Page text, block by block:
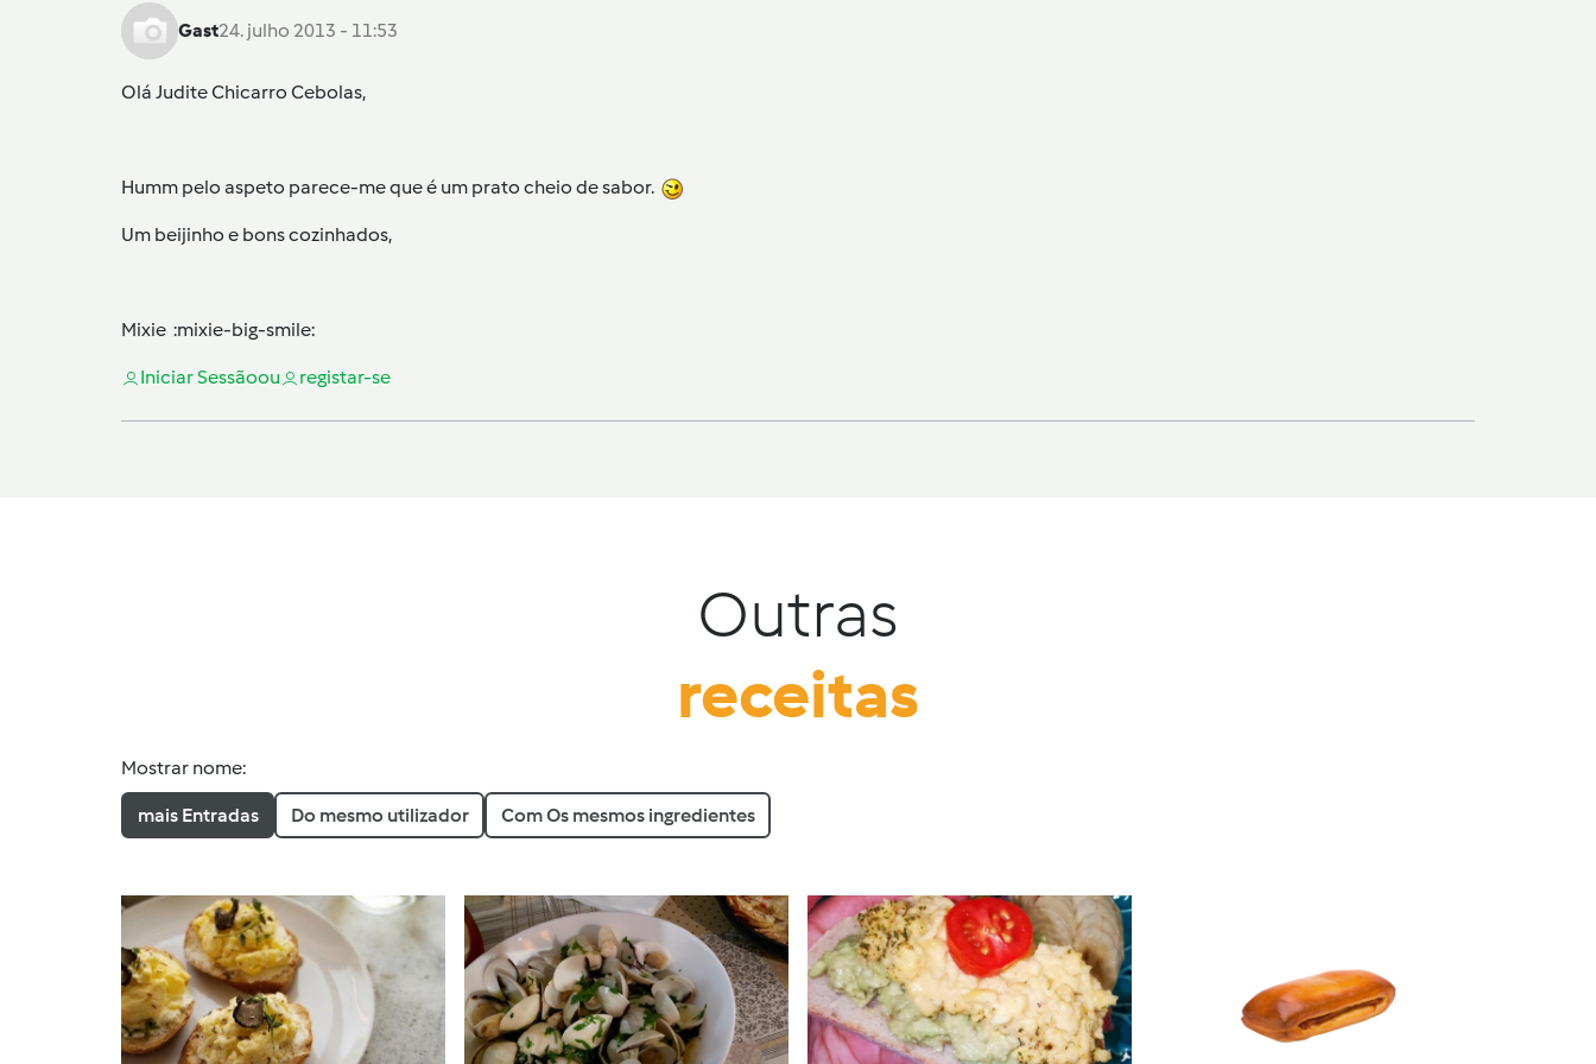
Gast24. julho 2013 - 11:53
Olá Judite Chicarro Cebolas,
Humm pelo aspeto parece-me que é um prato cheio de sabor.
Um beijinho e bons cozinhados,
Mixie :mixie-big-smile:
Iniciar Sessãoou registar-se
Outras
receitas
Mostrar nome:
mais Entradas Do mesmo utilizador Com Os mesmos ingredientes